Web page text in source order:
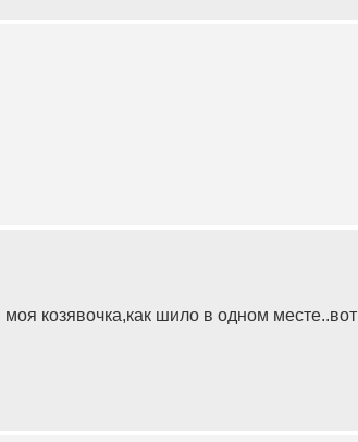
козявочка,как шило в одном месте..вот